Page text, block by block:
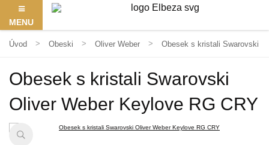
MENU
Úvod Obeski Oliver Weber Obesek s kristali Swarovski
Obesek s kristali Swarovski
Oliver Weber Keylove RG CRY